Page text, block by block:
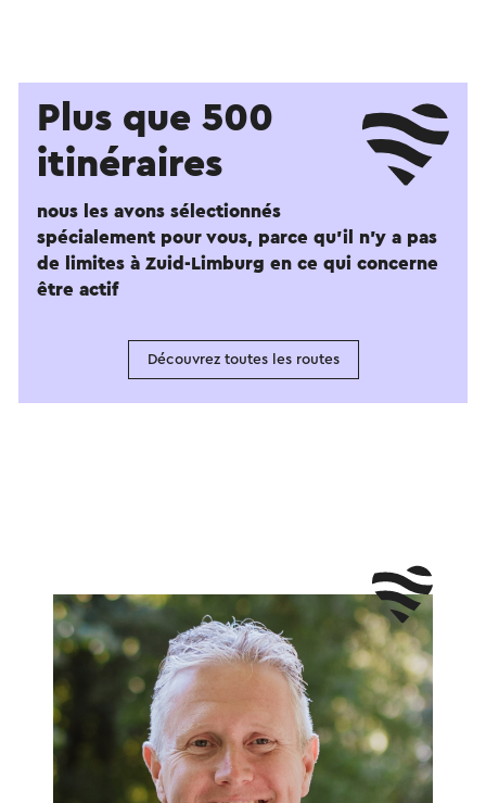
Plus que 500
itinéraires
nous les avons sélectionnés
spécialement pour vous, parce qu'il n'y a pas
de limites à Zuid-Limburg en ce qui concerne
être actif
Découvrez toutes les routes